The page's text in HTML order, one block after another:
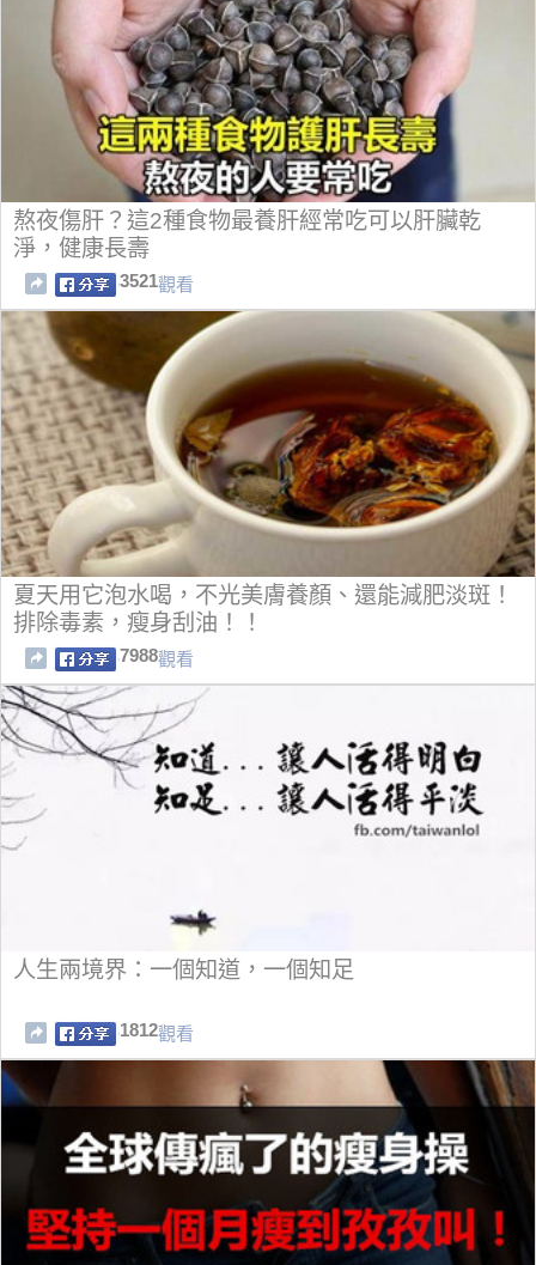
熬夜傷肝？這2種食物最養肝經常吃可以肝臟乾
淨，健康長壽
3521觀看
夏天用它泡水喝，不光美膚養顏、還能減肥淡斑！
排除毒素，瘦身刮油！！
7988觀看
人生兩境界：一個知道，一個知足
1812觀看